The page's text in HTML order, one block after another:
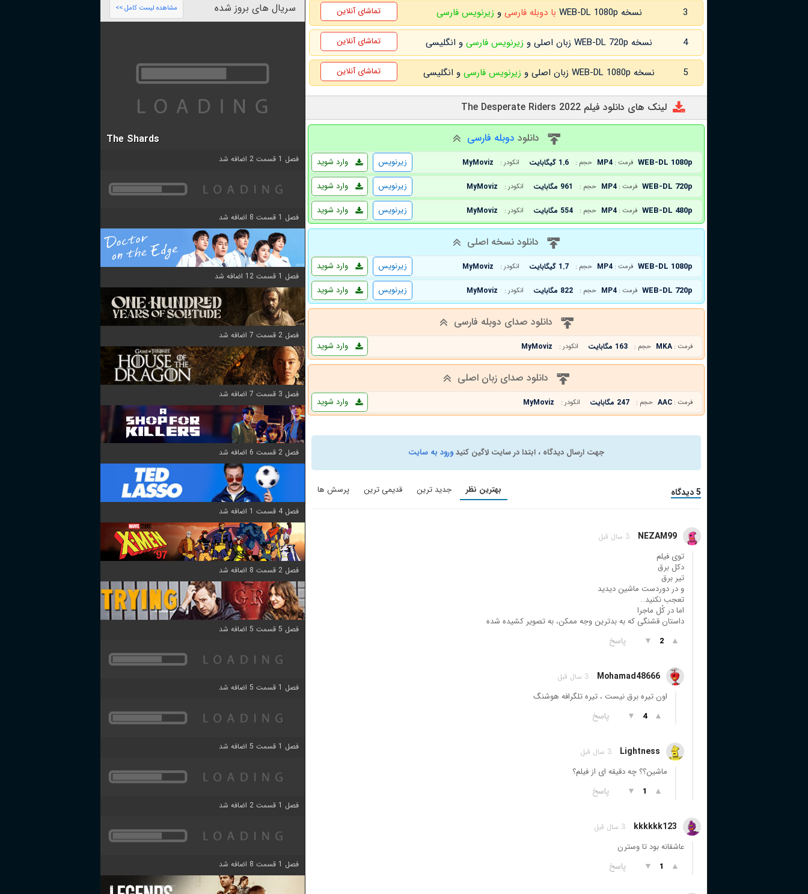
3 نسخه WEB-DL 1080p با دوبله فارسی و زیرنویس فارسی تماشای آنلاین
4 نسخه WEB-DL 720p زبان اصلی و زیرنویس فارسی و انگلیسی تماشای آنلاین
5 نسخه WEB-DL 1080p زبان اصلی و زیرنویس فارسی و انگلیسی تماشای آنلاین
لینک های دانلود فیلم The Desperate Riders 2022
دانلود دوبله فارسی
WEB-DL 1080p فرمت : MP4 حجم : 1.6 گیگابایت انکودر : MyMoviz وارد شوید
زیرنویس
WEB-DL 720p فرمت : MP4 حجم : 961 مگابایت انکودر : MyMoviz وارد شوید
زیرنویس
WEB-DL 480p فرمت : MP4 حجم : 554 مگابایت انکودر : MyMoviz وارد شوید زیرنویس
دانلود نسخه اصلی
WEB-DL 1080p فرمت : MP4 حجم : 1.7 گیگابایت انکودر : MyMoviz وارد شوید
زیرنویس
WEB-DL 720p فرمت : MP4 حجم : 822 مگابایت انکودر : MyMoviz وارد شوید زیرنویس
دانلود صدای دوبله فارسی
فرمت : MKA حجم : 163 مگابایت انکودر : MyMoviz وارد شوید
دانلود صدای زبان اصلی
فرمت : AAC حجم : 247 مگابایت انکودر : MyMoviz وارد شوید
جهت ارسال دیدگاه ، ابتدا در سایت لاگین کنیدورود به سایت
5 دیدگاه بهترین نظر جدید ترین قدیمی ترین پرسش ها
NEZAM99 3 سال قبل
توی فیلم
دکل برق
تیر برق
و در دوردست ماشین دیدید
تعجب نکنید..
اما در کُل ماجرا
داستان قشنگی که به بدترین وجه ممکن، به تصویر کشیده شده
▲
2
▼ پاسخ
Mohamad48666 3 سال قبل
اون تیره برق نیست ، تیره تلگرافه هوشنگ
▲
4
▼ پاسخ
Lightness 3 سال قبل
ماشین؟؟ چه دقیقه ای از فیلم؟
▲
1
▼ پاسخ
kkkkkk123 3 سال قبل
عاشقانه بود تا وسترن
▲
1
▼ پاسخ
سریال های بروز شده مشاهده لیست کامل >>
The Shards
فصل 1 قسمت 2 اضافه شد
فصل 1 قسمت 8 اضافه شد
فصل 1 قسمت 12 اضافه شد
فصل 2 قسمت 7 اضافه شد
فصل 3 قسمت 7 اضافه شد
فصل 2 قسمت 6 اضافه شد
فصل 4 قسمت 1 اضافه شد
فصل 2 قسمت 8 اضافه شد
فصل 5 قسمت 5 اضافه شد
فصل 1 قسمت 5 اضافه شد
فصل 1 قسمت 5 اضافه شد
فصل 1 قسمت 2 اضافه شد
فصل 1 قسمت 8 اضافه شد